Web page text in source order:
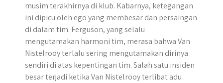
musim terakhirnya di klub. Kabarnya, ketegangan
ini dipicu oleh ego yang membesar dan persaingan
di dalam tim. Ferguson, yang selalu
mengutamakan harmoni tim, merasa bahwa Van
Nistelrooy terlalu sering mengutamakan dirinya
sendiri di atas kepentingan tim. Salah satu insiden
besar terjadi ketika Van Nistelrooy terlibat adu